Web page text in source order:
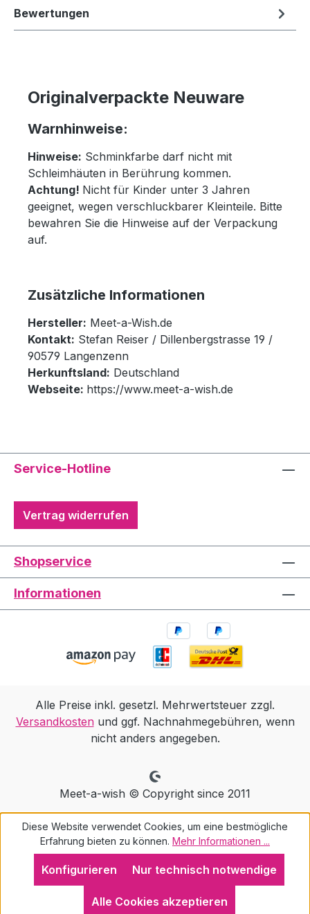
Bewertungen
Originalverpackte Neuware
Warnhinweise:
Hinweise: Schminkfarbe darf nicht mit
Schleimhäuten in Berührung kommen.
Achtung! Nicht für Kinder unter 3 Jahren
geeignet, wegen verschluckbarer Kleinteile. Bitte
bewahren Sie die Hinweise auf der Verpackung
auf.
Zusätzliche Informationen
Hersteller: Meet-a-Wish.de
Kontakt: Stefan Reiser / Dillenbergstrasse 19 /
90579 Langenzenn
Herkunftsland: Deutschland
Webseite: https://www.meet-a-wish.de
Service-Hotline
Vertrag widerrufen
Shopservice
Informationen
Alle Preise inkl. gesetzl. Mehrwertsteuer zzgl.
Versandkostenund ggf. Nachnahmegebühren, wenn
nicht anders angegeben.
Meet-a-wish © Copyright since 2011
Diese Website verwendet Cookies, um eine bestmögliche
Erfahrung bieten zu können. Mehr Informationen ...
Nur technisch notwendige
Konfigurieren
Alle Cookies akzeptieren